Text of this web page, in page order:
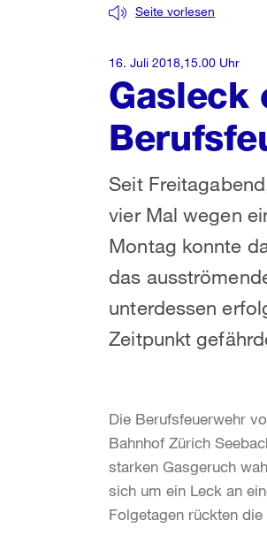
Gasleck
Seite vorlesen
Seit
vier Mal wegen
Montag konnte
das
unterdessen
Zeitpunkt
16. Juli 2018,15.00 Uhr
Die Berufsfeuerwehr
Bahnhof Zürich
starken Gasgeruch
sich um ein Leck an
Folgetagen rückten